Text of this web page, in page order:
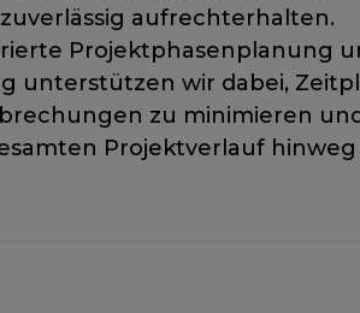
aufrechterhalten.
Projektphasenplanung
unterstützen wir dabei,
zu minimieren
Projektverlauf hinweg